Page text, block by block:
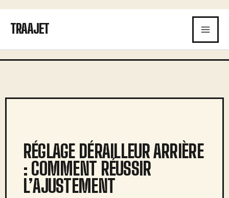
contenu
TRAAJET
RÉGLAGE DÉRAILLEUR ARRIÈRE
: COMMENT RÉUSSIR
L’AJUSTEMENT